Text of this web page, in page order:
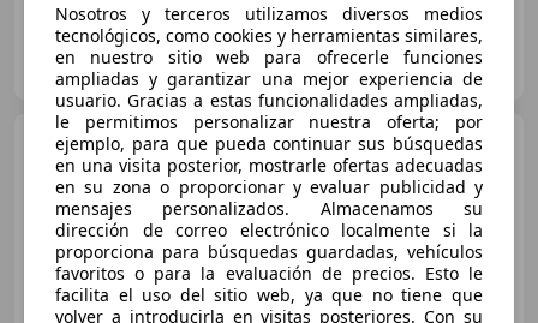
OCASIONPLUS LAS ROZAS II
ES-28232 LAS ROZAS
MINI Cooper S
CountrymanALL4 AUT. 184
€ 11.600
Nosotros y terceros utilizamos diversos medios
tecnológicos, como cookies y herramientas similares,
en nuestro sitio web para ofrecerle funciones
ampliadas y garantizar una mejor experiencia de
usuario. Gracias a estas funcionalidades ampliadas,
le permitimos personalizar nuestra oferta; por
ejemplo, para que pueda continuar sus búsquedas
en una visita posterior, mostrarle ofertas adecuadas
en su zona o proporcionar y evaluar publicidad y
mensajes personalizados. Almacenamos su
dirección de correo electrónico localmente si la
proporciona para búsquedas guardadas, vehículos
favoritos o para la evaluación de precios. Esto le
facilita el uso del sitio web, ya que no tiene que
volver a introducirla en visitas posteriores. Con su